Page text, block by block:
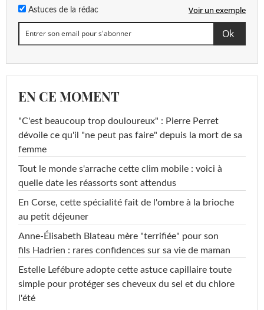
Astuces de la rédac Voir un exemple
EN CE MOMENT
"C'est beaucoup trop douloureux" : Pierre Perret
dévoile ce qu'il "ne peut pas faire" depuis la mort de sa
femme
Tout le monde s'arrache cette clim mobile : voici à
quelle date les réassorts sont attendus
En Corse, cette spécialité fait de l'ombre à la brioche
au petit déjeuner
Anne-Élisabeth Blateau mère "terrifiée" pour son
fils Hadrien : rares confidences sur sa vie de maman
Estelle Lefébure adopte cette astuce capillaire toute
simple pour protéger ses cheveux du sel et du chlore
l'été